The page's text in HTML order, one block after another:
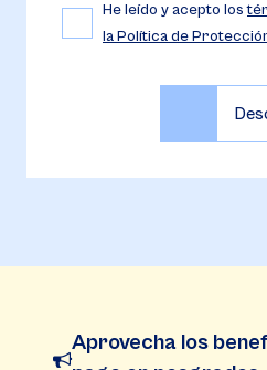
He leído y acepto los
la Política de
Aprovecha los